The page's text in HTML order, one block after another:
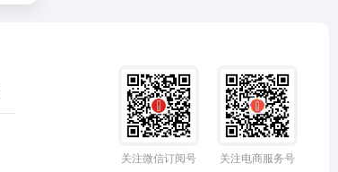
关注微信订阅号 关注电商服务号